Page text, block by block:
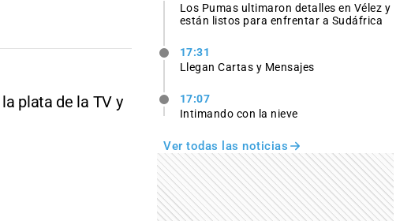
plata de la TV y
Los Pumas ultimaron detalles en Vélez y
están listos para enfrentar a Sudáfrica
17:31
Llegan Cartas y Mensajes
17:07
Intimando con la nieve
Ver todas las noticias